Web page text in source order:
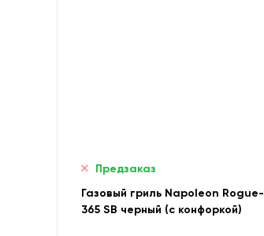
Предзаказ
Газовый гриль Napoleon Rogue-
365 SB черный (с конфоркой)